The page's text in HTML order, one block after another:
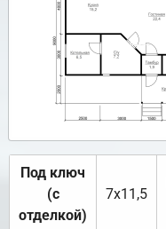
Под ключ
(с
отделкой)
7х11,5